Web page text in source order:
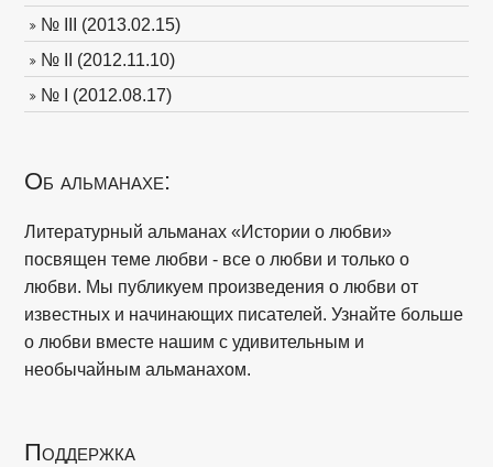
№ III (2013.02.15)
№ II (2012.11.10)
№ I (2012.08.17)
Об альманахе:
Литературный альманах «Истории о любви»
посвящен теме любви - все о любви и только о
любви. Мы публикуем произведения о любви от
известных и начинающих писателей. Узнайте больше
о любви вместе нашим с удивительным и
необычайным альманахом.
Поддержка